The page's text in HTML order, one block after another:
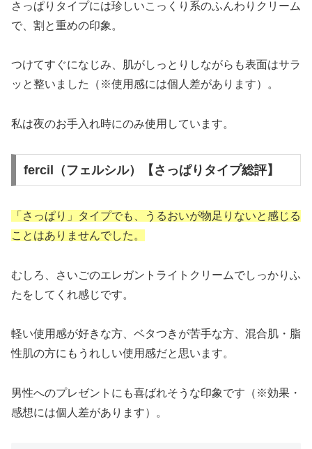
さっぱりタイプには珍しいこっくり系のふんわりクリーム
で、割と重めの印象。
つけてすぐになじみ、肌がしっとりしながらも表面はサラ
ッと整いました（※使用感には個人差があります）。
私は夜のお手入れ時にのみ使用しています。
fercil（フェルシル）【さっぱりタイプ総評】
「さっぱり」タイプでも、うるおいが物足りないと感じる
ことはありませんでした。
むしろ、さいごのエレガントライトクリームでしっかりふ
たをしてくれ感じです。
軽い使用感が好きな方、ベタつきが苦手な方、混合肌・脂
性肌の方にもうれしい使用感だと思います。
男性へのプレゼントにも喜ばれそうな印象です（※効果・
感想には個人差があります）。